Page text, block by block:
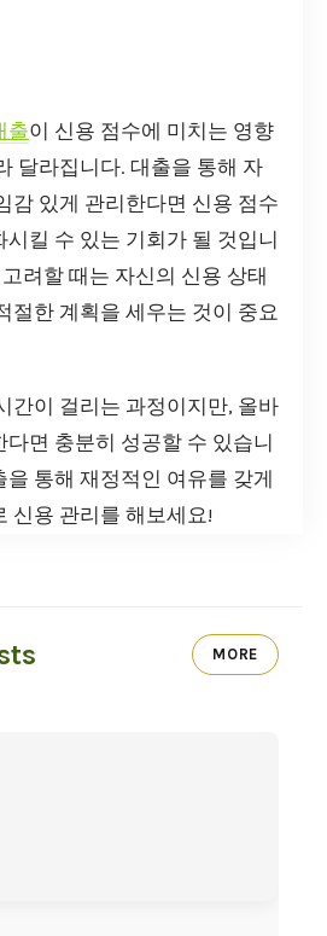
출이 신용 점수에 미치는 영향
달라집니다. 대출을 통해 자
감 있게 관리한다면 신용 점수
킬 수 있는 기회가 될 것입니
려할 때는 자신의 신용 상태
절한 계획을 세우는 것이 중요
간이 걸리는 과정이지만, 올바
면 충분히 성공할 수 있습니
통해 재정적인 여유를 갖게
신용 관리를 해보세요!
MORE